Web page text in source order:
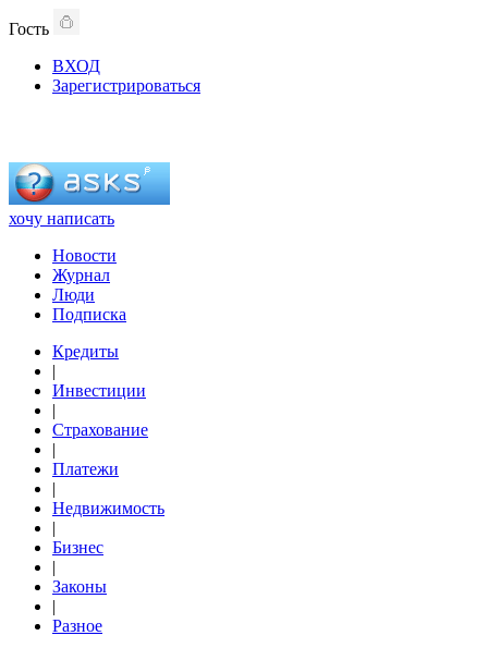
Гость
ВХОД
Зарегистрироваться
хочу написать
Новости
Журнал
Люди
Подписка
Кредиты
|
Инвестиции
|
Страхование
|
Платежи
|
Недвижимость
|
Бизнес
|
Законы
|
Разное